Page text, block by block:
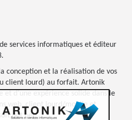
services informatiques et éditeur
conception et la réalisation de vos
client lourd) au forfait. Artonik
et d’une expérience solide dans le
web, client lourd/mobile et
dot net.